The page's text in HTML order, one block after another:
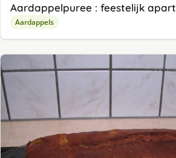
Aardappelpuree : feestelijk apart
Aardappels